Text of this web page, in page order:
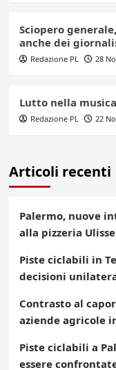
Sciopero
anche dei
Redazione PL 28
Lutto nella
Redazione PL 22
Articoli recenti
Palermo, nuove
alla pizzeria
Piste ciclabili in
decisioni
Contrasto al
aziende agricole
Piste ciclabili a
essere